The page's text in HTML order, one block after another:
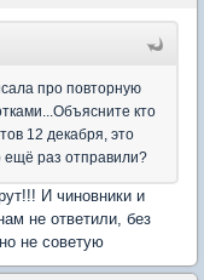
про повторную
кто
12 декабря, это
ещё раз отправили?
И чиновники и
не ответили, без
не советую